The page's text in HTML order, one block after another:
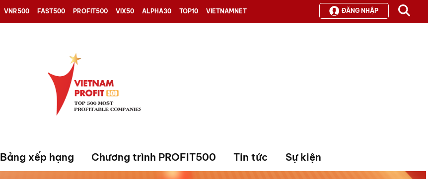
VNR500 FAST500 PROFIT500 VIX50 ALPHA30 TOP10 VIETNAMNET ĐĂNG NHẬP
Bảng xếp hạng Chương trình PROFIT500 Tin tức Sự kiện